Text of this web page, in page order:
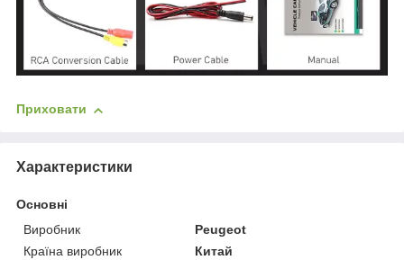
Приховати
Характеристики
Основні
Виробник
Peugeot
Країна виробник
Китай